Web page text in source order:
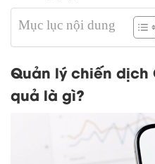
Mục lục nội dung
Quản lý chiến dịch
quả là gì?